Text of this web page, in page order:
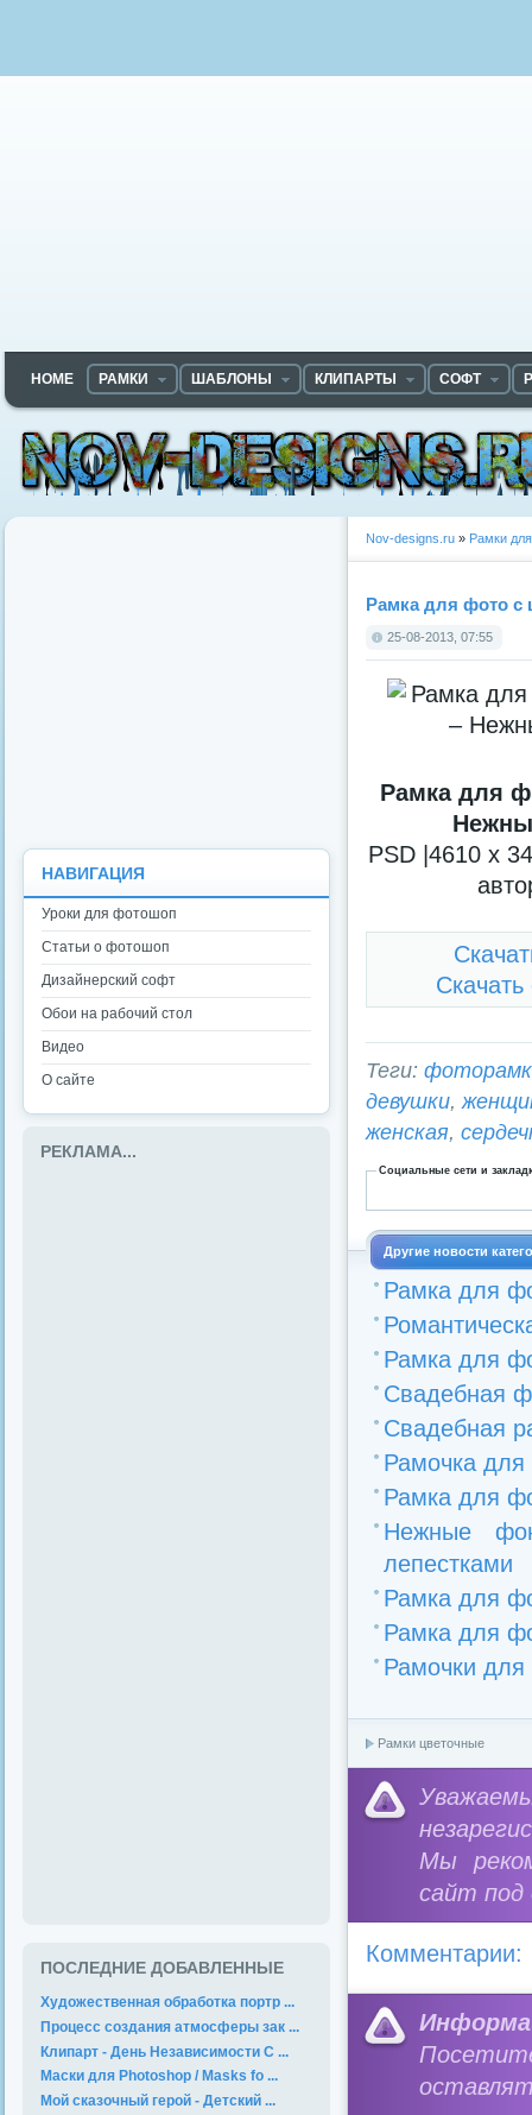
HOME РАМКИ ШАБЛОНЫ КЛИПАРТЫ СОФТ
Nov-designs.ru » Рамки
Рамка для фото с
25-08-2013, 07:55
Рамка для
PSD |4610 x
Теги:
девушки,
женская,
Социальные сети и
Другие новости
Рамка для
Рамка для
Свадебная
Свадебная
Рамочка
Рамка для
Нежные
лепестками
Рамка для
Рамка для
Рамочки
Рамки цветочные
Мы
сайт под
Комментарии:
НАВИГАЦИЯ
Уроки для фотошоп
Статьи о фотошоп
Дизайнерский софт
Обои на рабочий стол
Видео
О сайте
РЕКЛАМА...
ПОСЛЕДНИЕ ДОБАВЛЕННЫЕ
Художественная обработка портр ...
Процесс создания атмосферы зак ...
Клипарт - День Независимости С ...
Маски для Photoshop / Masks fo ...
Мой сказочный герой - Детский ...